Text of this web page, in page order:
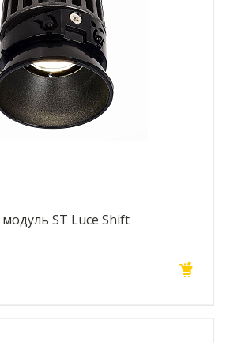
ST Luce Shift